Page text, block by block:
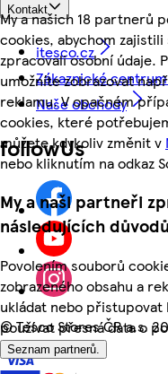
My a našich 18 partnerů
cookies, abychom
zpracovali osobní údaje.
umožníte zobrazovat
reklamu. V opačném
cookies, které
můžete kdykoliv změnit v
nebo kliknutím na odkaz
My a naši partneři
následujících důvodů
Povolením souborů
zobrazeného obsahu a
ukládat nebo přistupovat
používat přesná data o
Seznam partnerů.
Kontakt
itesco.cz
Zákaznické
Naše obchody
followUs
©Tesco Stores ČR a.s.